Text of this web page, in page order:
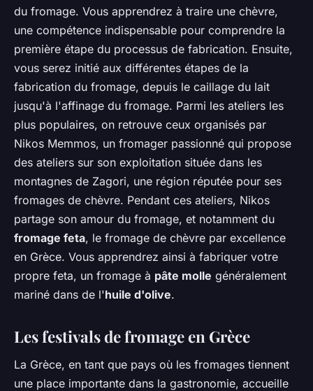
du fromage. Vous apprendrez à traire une chèvre,
une compétence indispensable pour comprendre la
première étape du processus de fabrication. Ensuite,
vous serez initié aux différentes étapes de la
fabrication du fromage, depuis le caillage du lait
jusqu'à l'affinage du fromage. Parmi les ateliers les
plus populaires, on retrouve ceux organisés par
Nikos Memmos, un fromager passionné qui propose
des ateliers sur son exploitation située dans les
montagnes de Zagori, une région réputée pour ses
fromages de chèvre. Pendant ces ateliers, Nikos
partage son amour du fromage, et notamment du
fromage feta, le fromage de chèvre par excellence
en Grèce. Vous apprendrez ainsi à fabriquer votre
propre feta, un fromage à pâte molle généralement
mariné dans de l'huile d'olive.
Les festivals de fromage en Grèce
La Grèce, en tant que pays où les fromages tiennent
une place importante dans la gastronomie, accueille